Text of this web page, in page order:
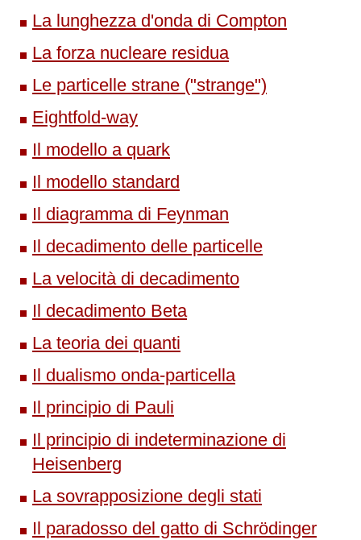
La lunghezza d'onda di Compton
La forza nucleare residua
Le particelle strane ("strange")
Eightfold-way
Il modello a quark
Il modello standard
Il diagramma di Feynman
Il decadimento delle particelle
La velocità di decadimento
Il decadimento Beta
La teoria dei quanti
Il dualismo onda-particella
Il principio di Pauli
Il principio di indeterminazione di
Heisenberg
La sovrapposizione degli stati
Il paradosso del gatto di Schrödinger